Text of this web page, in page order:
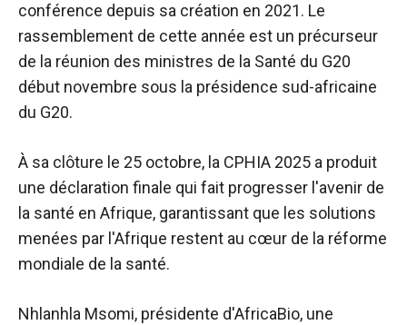
conférence depuis sa création en 2021. Le
rassemblement de cette année est un précurseur
de la réunion des ministres de la Santé du G20
début novembre sous la présidence sud-africaine
du G20.
À sa clôture le 25 octobre, la CPHIA 2025 a produit
une déclaration finale qui fait progresser l'avenir de
la santé en Afrique, garantissant que les solutions
menées par l'Afrique restent au cœur de la réforme
mondiale de la santé.
Nhlanhla Msomi, présidente d'AfricaBio, une